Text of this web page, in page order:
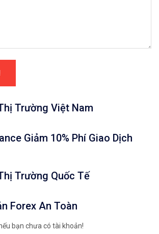
Trường Việt Nam
Giảm 10% Phí Giao Dịch
Trường Quốc Tế
Forex An Toàn
bạn chưa có tài khoản!